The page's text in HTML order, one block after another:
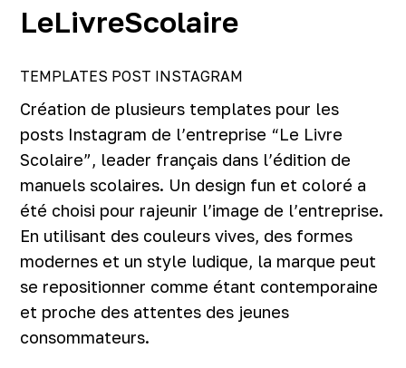
LeLivreScolaire
TEMPLATES POST INSTAGRAM
Création de plusieurs templates pour les
posts Instagram de l’entreprise “Le Livre
Scolaire”, leader français dans l’édition de
manuels scolaires. Un design fun et coloré a
été choisi pour rajeunir l’image de l’entreprise.
En utilisant des couleurs vives, des formes
modernes et un style ludique, la marque peut
se repositionner comme étant contemporaine
et proche des attentes des jeunes
consommateurs.